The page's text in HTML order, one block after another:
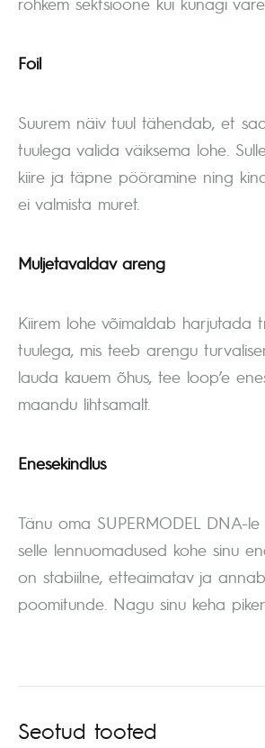
Foil
Suurem näiv tuul tähendab, et
tuulega valida väiksema lohe.
kiire ja täpne pööramine ning
ei valmista muret.
Muljetavaldav areng
Kiirem lohe võimaldab harjutada
tuulega, mis teeb arengu
lauda kauem õhus, tee loop’e
maandu lihtsamalt.
Enesekindlus
Tänu oma SUPERMODEL DNA-
selle lennuomadused kohe sinu
on stabiilne, etteaimatav ja
poomitunde. Nagu sinu keha
Seotud tooted